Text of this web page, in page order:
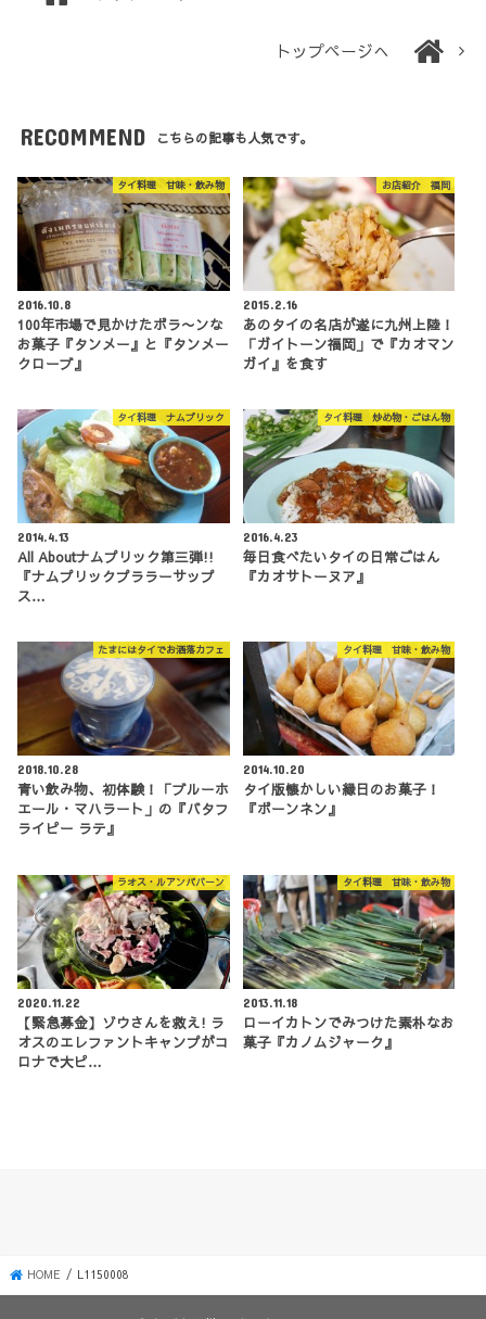
トップページへ
RECOMMEND こちらの記事も人気です。
タイ料理 甘味・飲み物
2016.10.8
100年市場で見かけたボラ〜ンな
お菓子『タンメー』と『タンメー
クローブ』
お店紹介 福岡
2015.2.16
あのタイの名店が遂に九州上陸！
「ガイトーン福岡」で『カオマン
ガイ』を食す
タイ料理 ナムプリック
2014.4.13
All Aboutナムプリック第三弾!!
『ナムプリックプララーサップ
ス…
タイ料理 炒め物・ごはん物
2016.4.23
毎日食べたいタイの日常ごはん
『カオサトーヌア』
たまにはタイでお洒落カフェ
2018.10.28
青い飲み物、初体験！「ブルーホ
エール・マハラート」の『バタフ
ライピー ラテ』
タイ料理 甘味・飲み物
2014.10.20
タイ版懐かしい縁日のお菓子！
『ボーンネン』
ラオス・ルアンパバーン
2020.11.22
【緊急募金】ゾウさんを救え! ラ
オスのエレファントキャンプがコ
ロナで大ピ…
タイ料理 甘味・飲み物
2013.11.18
ローイカトンでみつけた素朴なお
菓子『カノムジャーク』
HOME L1150008